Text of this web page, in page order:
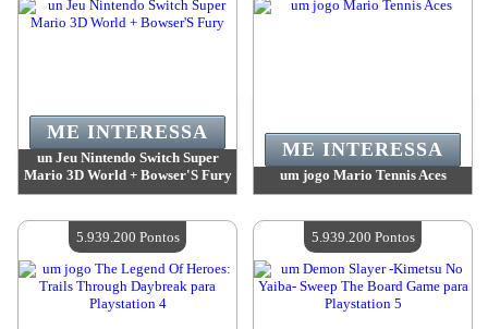
un Jeu Nintendo Switch Super
Mario 3D World + Bowser'S Fury
Quantidade disponível:4
ME INTERESSA
um jogo Mario Tennis Aces
Quantidade disponível:4
ME INTERESSA
5.939.200 Pontos 5.939.200 Pontos